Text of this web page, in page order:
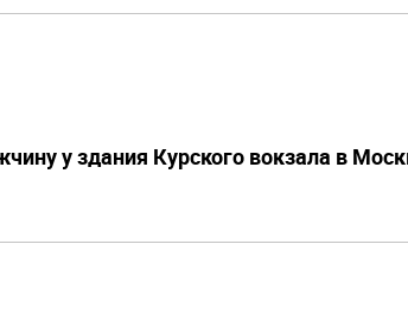
у здания Курского вокзала в